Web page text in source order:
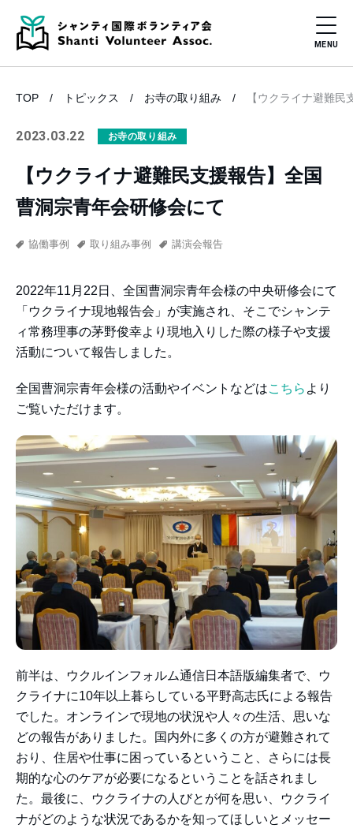
TOP トピックス お寺の取り組み 【ウクライナ避難
2023.03.22 お寺の取り組み
【ウクライナ避難民支援報告】全国
曹洞宗青年会研修会にて
協働事例 取り組み事例 講演会報告
2022年11月22日、全国曹洞宗青年会様の中央研修会にて
「ウクライナ現地報告会」が実施され、そこでシャンテ
ィ常務理事の茅野俊幸より現地入りした際の様子や支援
活動について報告しました。
全国曹洞宗青年会様の活動やイベントなどはこちら より
ご覧いただけます。
前半は、ウクルインフォルム通信日本語版編集者で、ウ
クライナに10年以上暮らしている平野高志氏による報告
でした。オンラインで現地の状況や人々の生活、思いな
どの報告がありました。国内外に多くの方が避難されて
おり、住居や仕事に困っているということ、さらには長
期的な心のケアが必要になるということを話されまし
た。最後に、ウクライナの人びとが何を思い、ウクライ
ナがどのような状況であるかを知ってほしいとメッセー